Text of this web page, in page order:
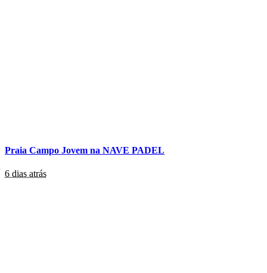
Praia Campo Jovem na NAVE PADEL
6 dias atrás